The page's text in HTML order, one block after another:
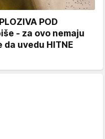
POD
- za ovo nemaju
uvedu HITNE